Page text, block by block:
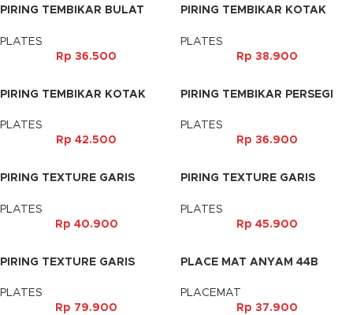
PIRING TEMBIKAR BULAT
PLATES
Rp 36.500
PIRING TEMBIKAR KOTAK
PLATES
Rp 38.900
PIRING TEMBIKAR KOTAK
PLATES
Rp 42.500
PIRING TEMBIKAR PERSEGI
PLATES
Rp 36.900
PIRING TEXTURE GARIS
PLATES
Rp 40.900
PIRING TEXTURE GARIS
PLATES
Rp 45.900
PIRING TEXTURE GARIS
PLATES
Rp 79.900
PLACE MAT ANYAM 44B
PLACEMAT
Rp 37.900